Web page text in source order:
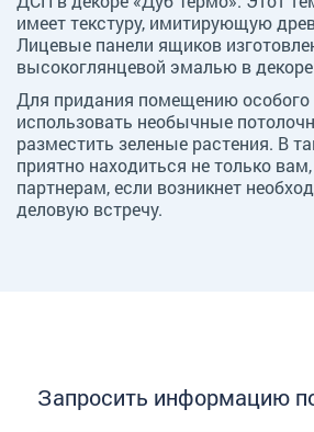
имеет текстуру, имитирующую
Лицевые панели ящиков
высокоглянцевой эмалью в
Для придания помещению
использовать необычные
разместить зеленые растения. В
приятно находиться не только
партнерам, если возникнет
деловую встречу.
Запросить информацию